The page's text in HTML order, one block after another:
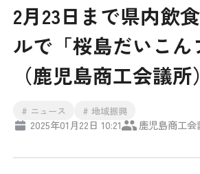
経営相談
融資制度・補助金
2月23日まで県内飲
ルで「桜島だいこん
（鹿児島商工会議所）
# ニュース # 地域振興
2025年01月22日 10:21 鹿児島商工会